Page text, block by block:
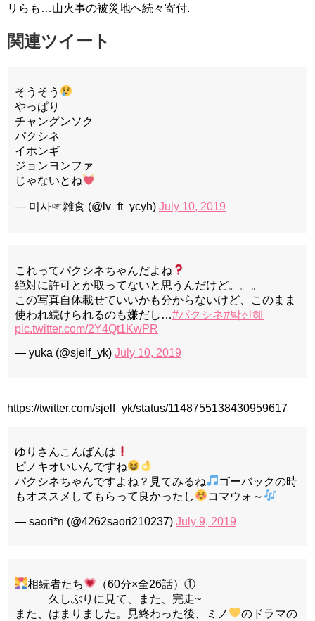
リらも…山火事の被災地へ続々寄付.
関連ツイート
そうそう
やっぱり
チャングンソク
パクシネ
イホンギ
ジョンヨンファ
じゃないとね
— 미사☞雑食 (@lv_ft_ycyh) July 10, 2019
これってパクシネちゃんだよね
絶対に許可とか取ってないと思うんだけど。。。
この写真自体載せていいかも分からないけど、このまま
使われ続けられるのも嫌だし…#パクシネ#박신혜
pic.twitter.com/2Y4Qt1KwPR
— yuka (@sjelf_yk) July 10, 2019
https://twitter.com/sjelf_yk/status/1148755138430959617
ゆりさんこんばんは
ピノキオいいんですね
パクシネちゃんですよね？見てみるね
ゴーバックの時
もオススメしてもらって良かったし
コマウォ～
— saori*n (@4262saori210237) July 9, 2019
相続者たち
（60分×全26話）①
久しぶりに見て、また、完走~
また、はまりました。見終わった後、ミノ
のドラマの